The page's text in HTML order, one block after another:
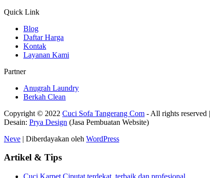
Quick Link
Blog
Daftar Harga
Kontak
Layanan Kami
Partner
Anugrah Laundry
Berkah Clean
Copyright © 2022 Cuci Sofa Tangerang Com - All rights reserved |
Desain: Prya Design (Jasa Pembuatan Website)
Neve | Diberdayakan oleh WordPress
Artikel & Tips